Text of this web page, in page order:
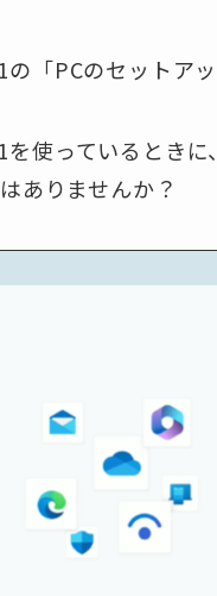
「PCのセットア
使っているときに
ありませんか？